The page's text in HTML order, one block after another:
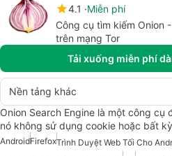
4.1
Miễn phí
Công cụ tìm kiếm Onion
trên mạng Tor
Tải xuống miễn phí
Nền tảng khác
Onion Search Engine là một công cụ
nó không sử dụng cookie hoặc bất
AndroidFirefoxTrình Duyệt Web Tối Cho